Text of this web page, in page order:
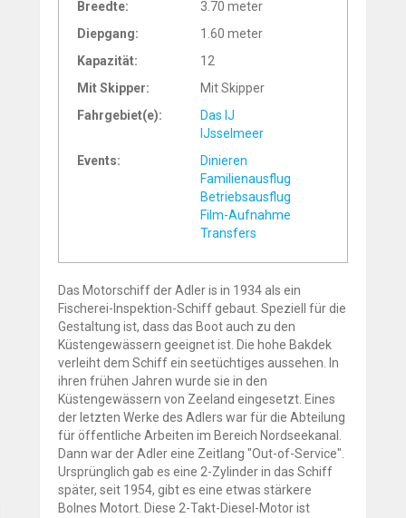
Breedte:
3.70 meter
Diepgang:
1.60 meter
Kapazität:
12
Mit Skipper:
Mit Skipper
Fahrgebiet(e):
Das IJ
IJsselmeer
Events:
Dinieren
Familienausflug
Betriebsausflug
Film-Aufnahme
Transfers
Das Motorschiff der Adler is in 1934 als ein
Fischerei-Inspektion-Schiff gebaut. Speziell für die
Gestaltung ist, dass das Boot auch zu den
Küstengewässern geeignet ist. Die hohe Bakdek
verleiht dem Schiff ein seetüchtiges aussehen. In
ihren frühen Jahren wurde sie in den
Küstengewässern von Zeeland eingesetzt. Eines
der letzten Werke des Adlers war für die Abteilung
für öffentliche Arbeiten im Bereich Nordseekanal.
Dann war der Adler eine Zeitlang "Out-of-Service".
Ursprünglich gab es eine 2-Zylinder in das Schiff
später, seit 1954, gibt es eine etwas stärkere
Bolnes Motort. Diese 2-Takt-Diesel-Motor ist